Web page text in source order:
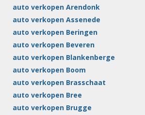
auto verkopen Arendonk
auto verkopen Assenede
auto verkopen Beringen
auto verkopen Beveren
auto verkopen Blankenberge
auto verkopen Boom
auto verkopen Brasschaat
auto verkopen Bree
auto verkopen Brugge